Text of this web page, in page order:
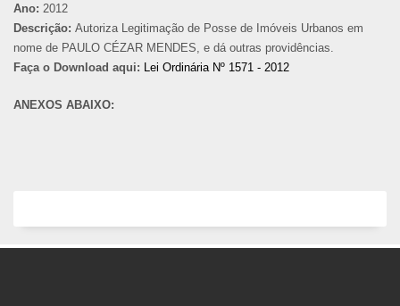
Ano: 2012
Descrição: Autoriza Legitimação de Posse de Imóveis Urbanos em
nome de PAULO CÉZAR MENDES, e dá outras providências.
Faça o Download aqui: Lei Ordinária Nº 1571 - 2012
ANEXOS ABAIXO: